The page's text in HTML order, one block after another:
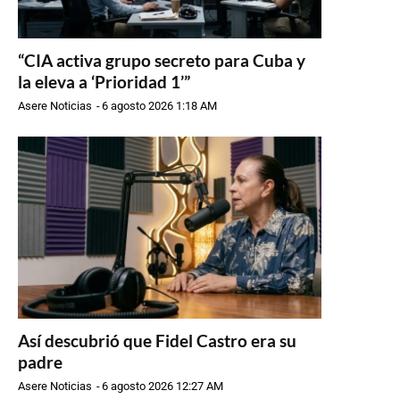
“CIA activa grupo secreto para Cuba y
la eleva a ‘Prioridad 1’”
Asere Noticias -6 agosto 2026 1:18 AM
Así descubrió que Fidel Castro era su
padre
Asere Noticias -6 agosto 2026 12:27 AM